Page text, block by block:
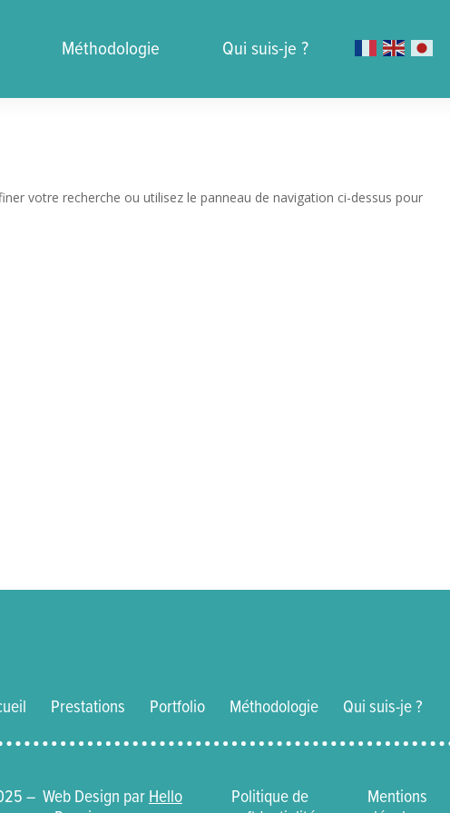
Méthodologie Qui suis-je ?
votre recherche ou utilisez le panneau de navigation ci-dessus pour
Prestations Portfolio Méthodologie Qui suis-je ?
– Web Design par Hello
Politique de
Mentions